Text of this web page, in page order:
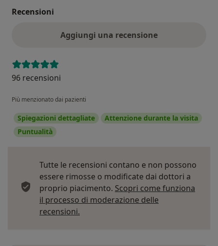
Recensioni
Aggiungi una recensione
96 recensioni
Più menzionato dai pazienti
Spiegazioni dettagliate
Attenzione durante la visita
Puntualità
Tutte le recensioni contano e non possono
essere rimosse o modificate dai dottori a
proprio piacimento. Scopri come funziona
il processo di moderazione delle
recensioni.